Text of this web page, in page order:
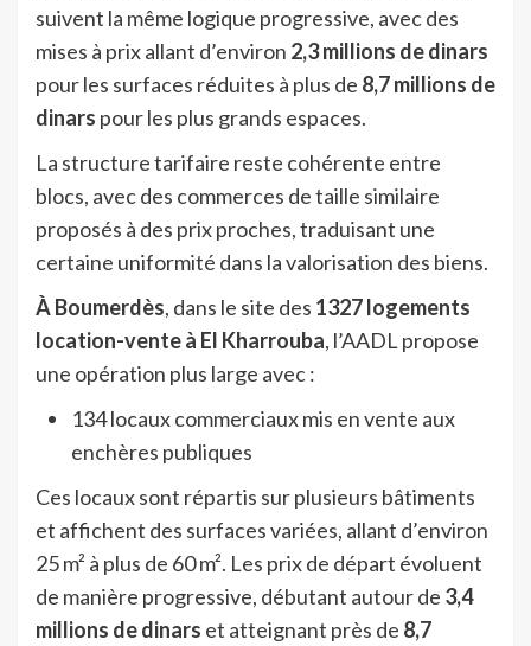
suivent la même logique progressive, avec des
mises à prix allant d’environ 2,3 millions de dinars
pour les surfaces réduites à plus de 8,7 millions de
dinars pour les plus grands espaces.
La structure tarifaire reste cohérente entre
blocs, avec des commerces de taille similaire
proposés à des prix proches, traduisant une
certaine uniformité dans la valorisation des biens.
À Boumerdès, dans le site des 1327 logements
location-vente à El Kharrouba, l’AADL propose
une opération plus large avec :
134 locaux commerciaux mis en vente aux
enchères publiques
Ces locaux sont répartis sur plusieurs bâtiments
et affichent des surfaces variées, allant d’environ
25 m² à plus de 60 m². Les prix de départ évoluent
de manière progressive, débutant autour de 3,4
millions de dinars et atteignant près de 8,7